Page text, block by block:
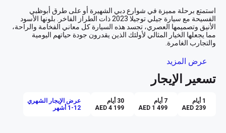
**أناقة التصميم والشكل العصري**
عرض المزيد
تسعير الإيجار
1 أيام
AED 239
7 أيام
AED 1 499
30 أيام
AED 4 199
عرض الإيجار الشهري
1-12 أشهر